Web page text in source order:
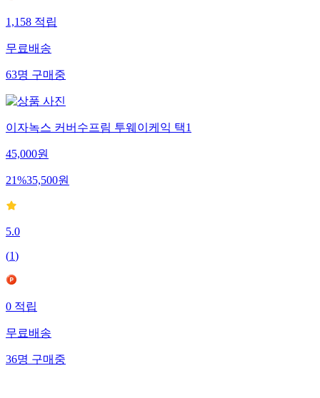
1,158적립
무료배송
63명구매중
이자녹스 커버수프림 투웨이케익 택1
45,000원
21%35,500원
5.0
(1)
0적립
무료배송
36명구매중